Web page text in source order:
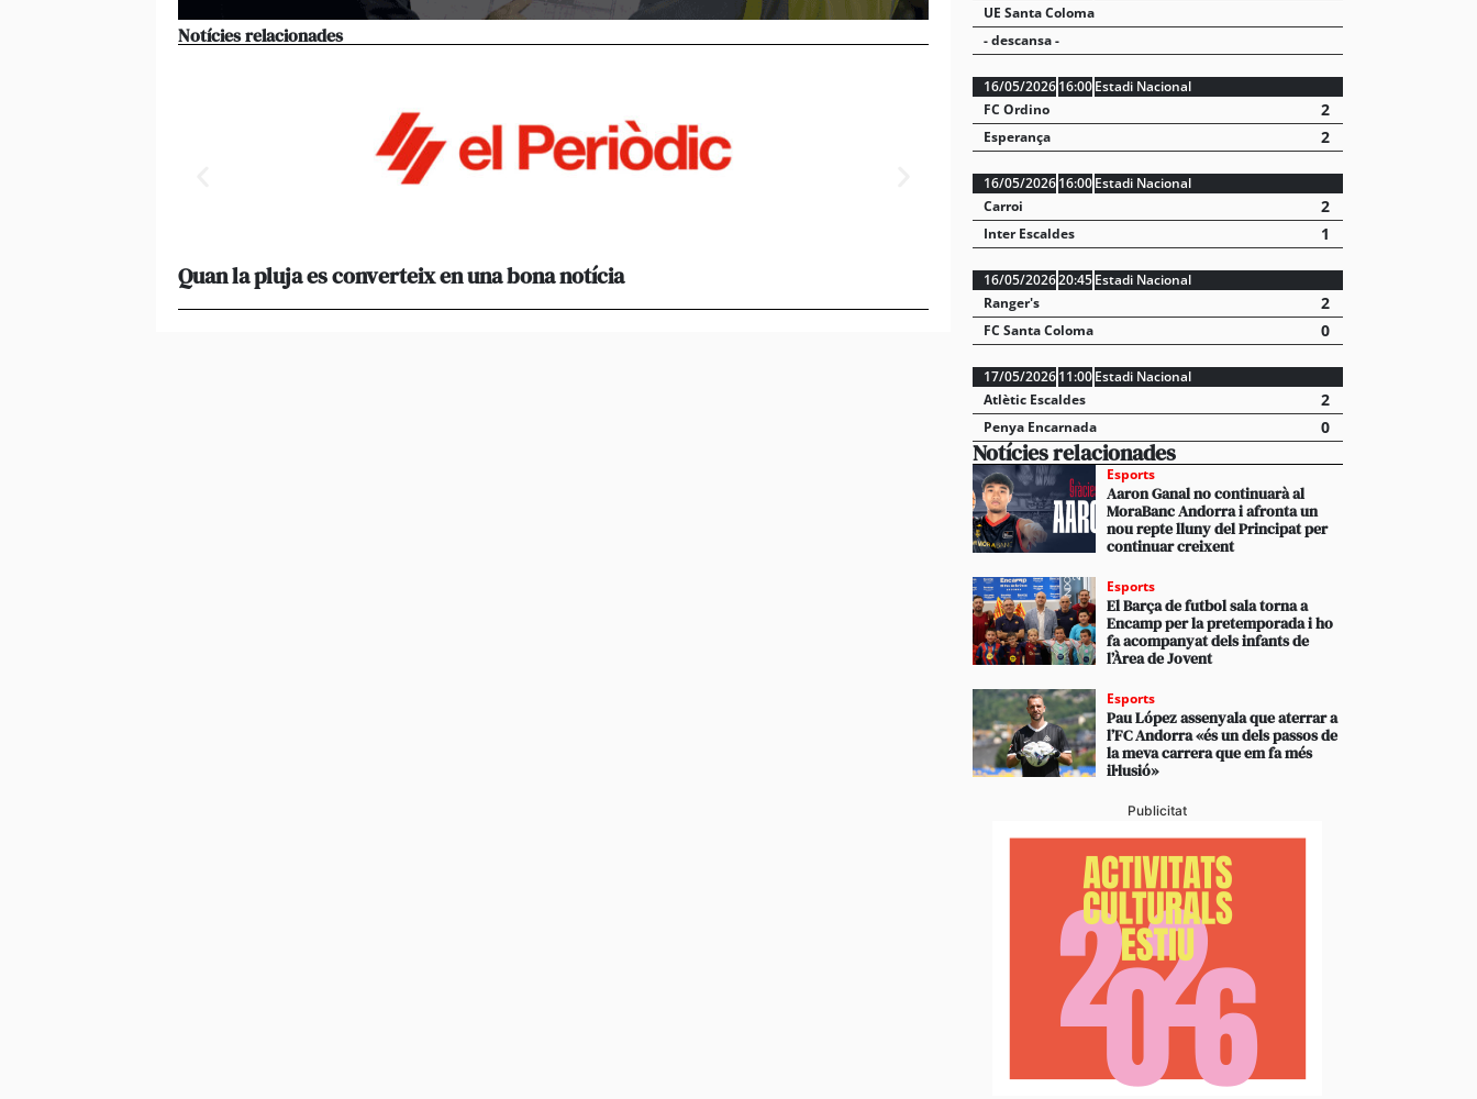
Notícies relacionades
Quan la pluja es converteix en una bona notícia [Amb vídeos] L’arribada d’una esperada i intensa
acompanyada de calamarsa no dona treva
UE Santa Coloma
- descansa -
16/05/2026 16:00 Estadi Nacional
FC Ordino
2
Esperança 2
16/05/2026 16:00 Estadi Nacional
Carroi
2
Inter Escaldes 1
16/05/202620:45 Estadi Nacional
Ranger's
2
FC Santa Coloma 0
17/05/2026 11:00 Estadi Nacional
Atlètic Escaldes
2
Penya Encarnada 0
Notícies relacionades
Esports
Aaron Ganal no continuarà al
MoraBanc Andorra i afronta un
nou repte lluny del Principat per
continuar creixent
Esports
El Barça de futbol sala torna a
Encamp per la pretemporada i ho
fa acompanyat dels infants de
l’Àrea de Jovent
Esports
Pau López assenyala que aterrar a
l’FC Andorra «és un dels passos de
la meva carrera que em fa més
il·lusió»
Publicitat